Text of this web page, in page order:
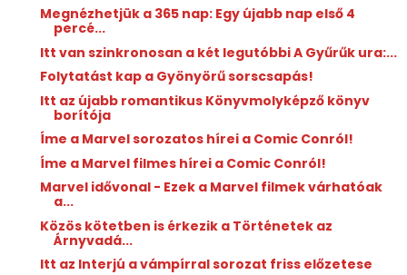
Megnézhetjük a 365 nap: Egy újabb nap első 4
percé...
Itt van szinkronosan a két legutóbbi A Gyűrűk ura:...
Folytatást kap a Gyönyörű sorscsapás!
Itt az újabb romantikus Könyvmolyképző könyv
borítója
Íme a Marvel sorozatos hírei a Comic Conról!
Íme a Marvel filmes hírei a Comic Conról!
Marvel idővonal - Ezek a Marvel filmek várhatóak
a...
Közös kötetben is érkezik a Történetek az
Árnyvadá...
Itt az Interjú a vámpírral sorozat friss előzetese